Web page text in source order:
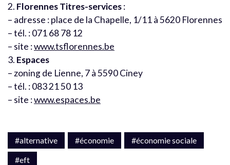
2. Florennes Titres-services:
– adresse : place de la Chapelle, 1/11 à 5620 Florennes
– tél. : 071 68 78 12
– site :www.tsflorennes.be
3. Espaces
– zoning de Lienne, 7 à 5590 Ciney
– tél. : 083 21 50 13
– site :www.espaces.be
#alternative #économie
#économie sociale
#eft